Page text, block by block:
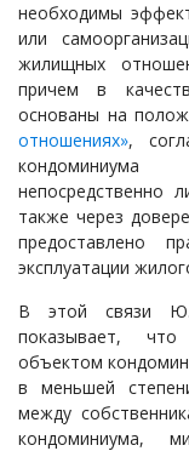
необходимы
или
жилищных
причем в
основаны на
отношениях»,
кондоминиума
непосредственно
также через
предоставлено
эксплуатации
В этой связи
показывает,
объектом
в меньшей
между
кондоминиума,